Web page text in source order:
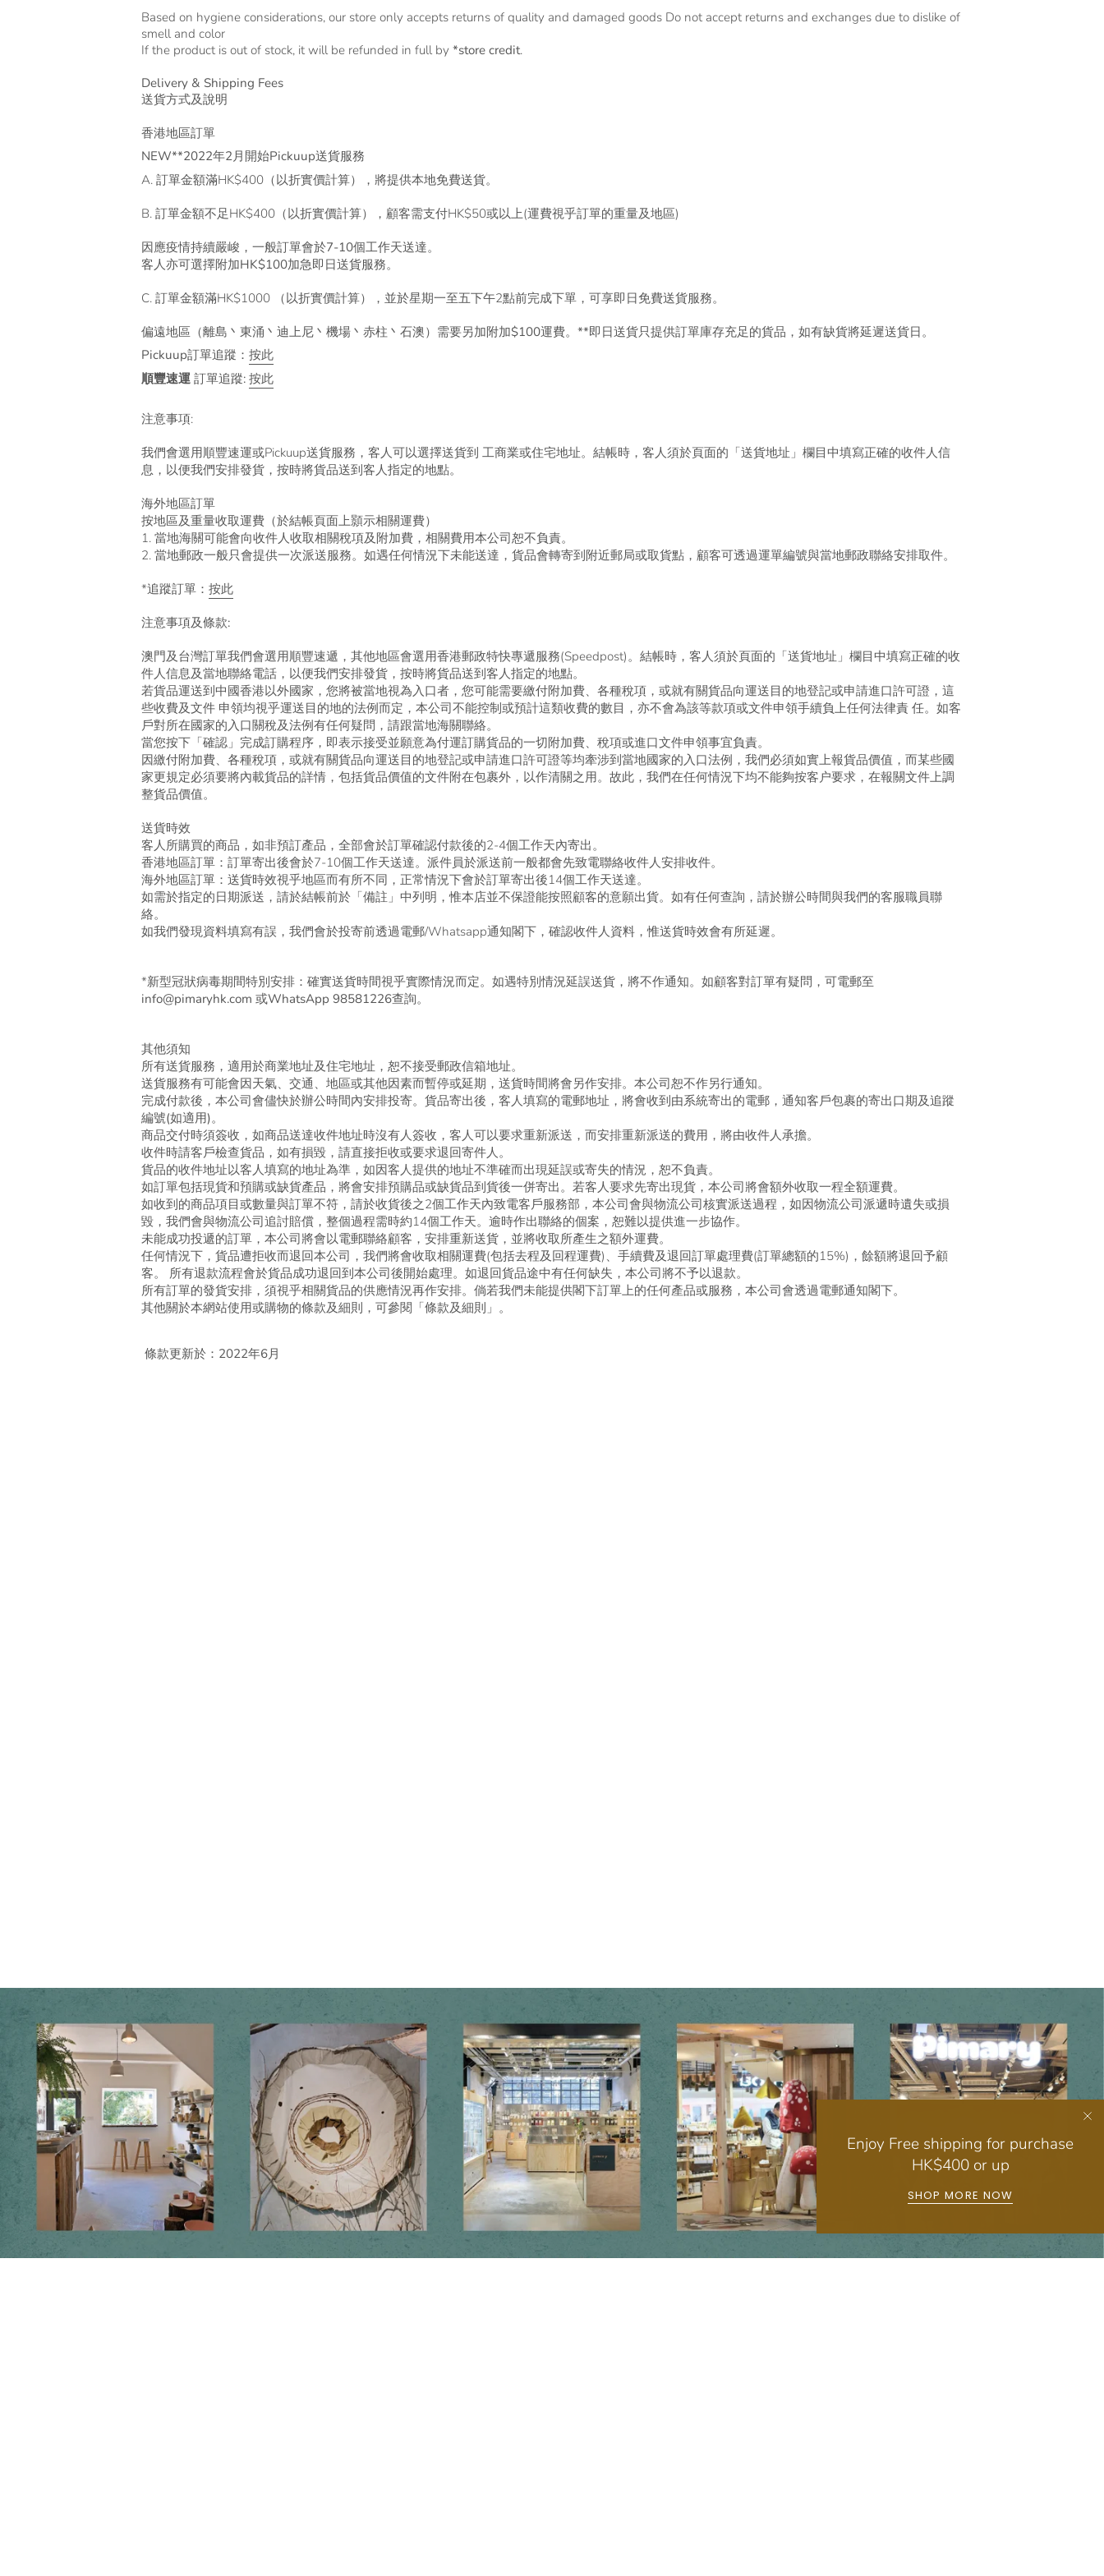
Enjoy Free shipping for purchase
HK$400 or up
SHOP MORE NOW
Based on hygiene considerations, our store only accepts returns of quality and damaged goods Do not accept returns and exchanges due to dislike of
smell and color
If the product is out of stock, it will be refunded in full by *store credit.
Delivery & Shipping Fees
送貨方式及說明
香港地區訂單
NEW**2022年2月開始Pickuup送貨服務
A. 訂單金額滿HK$400（以折實價計算），將提供本地免費送貨。
B. 訂單金額不足HK$400（以折實價計算），顧客需支付HK$50或以上(運費視乎訂單的重量及地區)
因應疫情持續嚴峻，一般訂單會於7-10個工作天送達。
客人亦可選擇附加HK$100加急即日送貨服務。
C. 訂單金額滿HK$1000 （以折實價計算），並於星期一至五下午2點前完成下單，可享即日免費送貨服務。
偏遠地區（離島丶東涌丶迪上尼丶機場丶赤柱丶石澳）需要另加附加$100運費。**即日送貨只提供訂單庫存充足的貨品，如有缺貨將延遲送貨日。
Pickuup訂單追蹤： 按此
順豐速運 訂單追蹤: 按此
注意事項:
我們會選用順豐速運或Pickuup送貨服務， 客人可以選擇送貨到 工商業或住宅地址。結帳時，客人須於頁面的「送貨地址」欄目中填寫正確的收件人信
息，以便我們安排發貨，按時將貨品送到客人指定的地點。
海外地區訂單
按地區及重量收取運費（於結帳頁面上顥示相關運費）
1. 當地海關可能會向收件人收取相關稅項及附加費，相關費用本公司恕不負責。
2. 當地郵政一般只會提供一次派送服務。如遇任何情況下未能送達，貨品會轉寄到附近郵局或取貨點，顧客可透過運單編號與當地郵政聯絡安排取件。
*追蹤訂單： 按此
注意事項及條款:
澳門及台灣訂單我們會選用順豐速遞，其他地區會選用香港郵政特快專遞服務(Speedpost)。結帳時，客人須於頁面的「送貨地址」欄目中填寫正確的收
件人信息及當地聯絡電話，以便我們安排發貨，按時將貨品送到客人指定的地點。
若貨品運送到中國香港以外國家，您將被當地視為入口者，您可能需要繳付附加費、各種稅項，或就有關貨品向運送目的地登記或申請進口許可證，這
些收費及文件 申領均視乎運送目的地的法例而定，本公司不能控制或預計這類收費的數目，亦不會為該等款項或文件申領手續負上任何法律責 任。如客
戶對所在國家的入口關稅及法例有任何疑問，請跟當地海關聯絡。
當您按下「確認」完成訂購程序，即表示接受並願意為付運訂購貨品的一切附加費、稅項或進口文件申領事宜負責。
因繳付附加費、各種稅項，或就有關貨品向運送目的地登記或申請進口許可證等均牽涉到當地國家的入口法例，我們必須如實上報貨品價值，而某些國
家更規定必須要將內載貨品的詳情，包括貨品價值的文件附在包裹外，以作清關之用。故此，我們在任何情況下均不能夠按客户要求，在報關文件上調
整貨品價值。
送貨時效
客人所購買的商品，如非預訂產品，全部會於訂單確認付款後的2-4個工作天內寄出。
香港地區訂單：訂單寄出後會於7-10個工作天送達。派件員於派送前一般都會先致電聯絡收件人安排收件。
海外地區訂單：送貨時效視乎地區而有所不同，正常情況下會於訂單寄出後14個工作天送達。
如需於指定的日期派送，請於結帳前於「備註」中列明，惟本店並不保證能按照顧客的意願出貨。如有任何查詢，請於辦公時間與我們的客服職員聯
絡。
如我們發現資料填寫有誤，我們會於投寄前透過電郵/Whatsapp通知閣下，確認收件人資料，惟送貨時效會有所延遲。
*新型冠狀病毒期間特別安排：確實送貨時間視乎實際情況而定。如遇特別情況延誤送貨，將不作通知。如顧客對訂單有疑問， 可電郵至
info@pimaryhk.com 或WhatsApp 98581226查詢。
其他須知
所有送貨服務，適用於商業地址及住宅地址，恕不接受郵政信箱地址。
送貨服務有可能會因天氣、交通、地區或其他因素而暫停或延期，送貨時間將會另作安排。本公司恕不作另行通知。
完成付款後，本公司會儘快於辦公時間內安排投寄。貨品寄出後，客人填寫的電郵地址，將會收到由系統寄出的電郵，通知客戶包裹的寄出口期及追蹤
編號(如適用)。
商品交付時須簽收，如商品送達收件地址時沒有人簽收，客人可以要求重新派送，而安排重新派送的費用，將由收件人承擔。
收件時請客戶檢查貨品，如有損毀，請直接拒收或要求退回寄件人。
貨品的收件地址以客人填寫的地址為準，如因客人提供的地址不準確而出現延誤或寄失的情況，恕不負責。
如訂單包括現貨和預購或缺貨產品，將會安排預購品或缺貨品到貨後一併寄出。若客人要求先寄出現貨，本公司將會額外收取一程全額運費。
如收到的商品項目或數量與訂單不符，請於收貨後之2個工作天內致電客戶服務部，本公司會與物流公司核實派送過程，如因物流公司派遞時遺失或損
毀，我們會與物流公司追討賠償，整個過程需時約14個工作天。逾時作出聯絡的個案，恕難以提供進一步協作。
未能成功投遞的訂單，本公司將會以電郵聯絡顧客，安排重新送貨，並將收取所產生之額外運費。
任何情況下，貨品遭拒收而退回本公司，我們將會收取相關運費(包括去程及回程運費)、手續費及退回訂單處理費(訂單總額的15%)，餘額將退回予顧
客。 所有退款流程會於貨品成功退回到本公司後開始處理。如退回貨品途中有任何缺失，本公司將不予以退款。
所有訂單的發貨安排，須視乎相關貨品的供應情況再作安排。倘若我們未能提供閣下訂單上的任何產品或服務，本公司會透過電郵通知閣下。
其他關於本網站使用或購物的條款及細則，可參閱「條款及細則」。
條款更新於：2022年6月